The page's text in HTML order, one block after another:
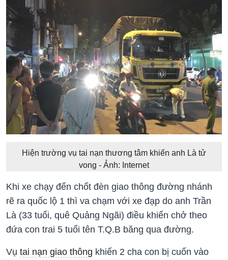
Hiện trường vụ tai nạn thương tâm khiến anh Là tử
vong - Ảnh: Internet
Khi xe chạy đến chốt đèn giao thông đường nhánh
rẽ ra quốc lộ 1 thì va chạm với xe đạp do anh Trần
Là (33 tuổi, quê Quảng Ngãi) điều khiển chở theo
đứa con trai 5 tuổi tên T.Q.B băng qua đường.
Vụ tai nạn giao thông khiến 2 cha con bị cuốn vào